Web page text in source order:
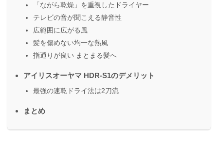
「ながら乾燥」を重視したドライヤー
テレビの音が聞こえる静音性
広範囲に広がる風
髪を傷めない均一な熱風
指通りが良い まとまる髪へ
アイリスオーヤマ HDR-S1のデメリット
最強の速乾ドライ法は2刀流
まとめ